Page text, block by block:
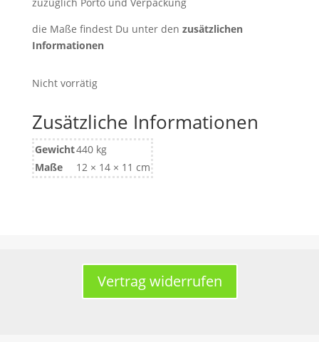
die Maße findest Du unter den zusätzlichen
Informationen
Nicht vorrätig
Zusätzliche Informationen
Gewicht440 kg
Maße
12 × 14 × 11 cm
Vertrag widerrufen